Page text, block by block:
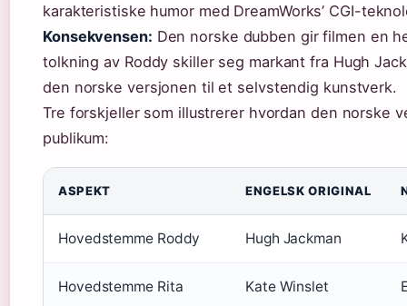
karakteristiske humor med DreamWorks’ CGI-
Konsekvensen: Den norske dubben gir filmen en
tolkning av Roddy skiller seg markant fra Hugh
den norske versjonen til et selvstendig kunstverk.
Tre forskjeller som illustrerer hvordan den norske
publikum:
ASPEKT ENGELSK ORIGINAL
Hovedstemme Roddy Hugh Jackman
Hovedstemme Rita Kate Winslet